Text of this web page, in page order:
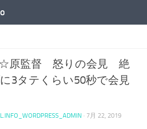
プ
☆原監督 怒りの会見 絶
3タテくらい50秒で会見
· 7月 22, 2019